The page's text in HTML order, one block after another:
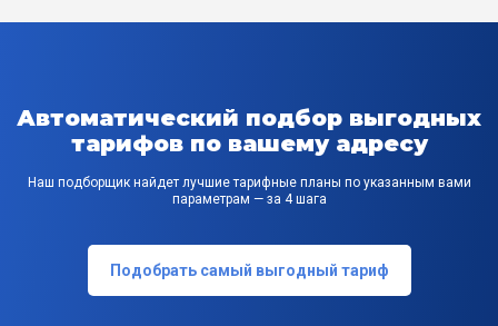
Автоматический подбор выгодных
тарифов по вашему адресу
Наш подборщик найдет лучшие тарифные планы по указанным вами
параметрам — за 4 шага
Подобрать самый выгодный тариф